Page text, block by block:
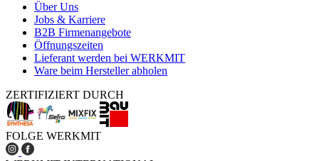
Über Uns
Jobs & Karriere
B2B Firmenangebote
Öffnungszeiten
Lieferant werden bei WERKMIT
Ware beim Hersteller abholen
ZERTIFIZIERT DURCH
FOLGE WERKMIT